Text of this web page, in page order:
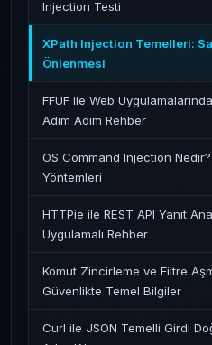
Injection Testi
XPath Injection Temelleri:
Önlenmesi
FFUF ile Web
Adım Adım Rehber
OS Command Injection
Yöntemleri
HTTPie ile REST API Yanıt
Uygulamalı Rehber
Komut Zincirleme ve Filtre
Güvenlikte Temel Bilgiler
Curl ile JSON Temelli Girdi